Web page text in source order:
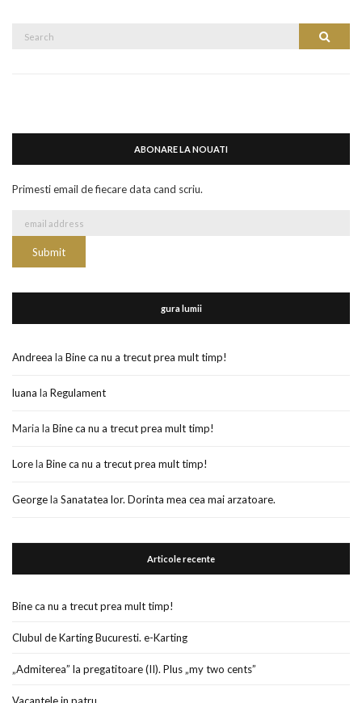
Search
ABONARE LA NOUATI
Primesti email de fiecare data cand scriu.
gura lumii
Andreea la Bine ca nu a trecut prea mult timp!
luana la Regulament
Maria la Bine ca nu a trecut prea mult timp!
Lorela Bine ca nu a trecut prea mult timp!
Georgela Sanatatea lor. Dorinta mea cea mai arzatoare.
Articole recente
Bine ca nu a trecut prea mult timp!
Clubul de Karting Bucuresti. e-Karting
„Admiterea” la pregatitoare (II). Plus „my two cents”